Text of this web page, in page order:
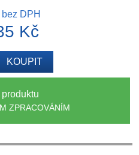
DPH
Kč
KOUPIT
ZPRACOVÁNÍM